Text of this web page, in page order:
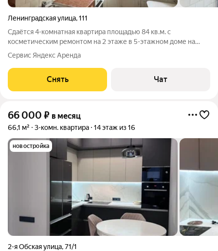
Ленинградская улица,111
Сдаётся 4-комнатная квартира площадью 84 кв.м. с
косметическим ремонтом на 2 этаже в 5-этажном доме на
срок от 11 месяцев. Из техники есть: Духовой шкаф
Холодильник Пылесос Дом - кирпичный, окна выходят во двор.
Во дворе есть бесплатная парковка.
Сервис Яндекс Аренда
Снять Чат
66 000 ₽ в месяц
66,1 м² 3-комн. квартира 14 этаж из 16
новостройка
2-я Обская улица,71/1